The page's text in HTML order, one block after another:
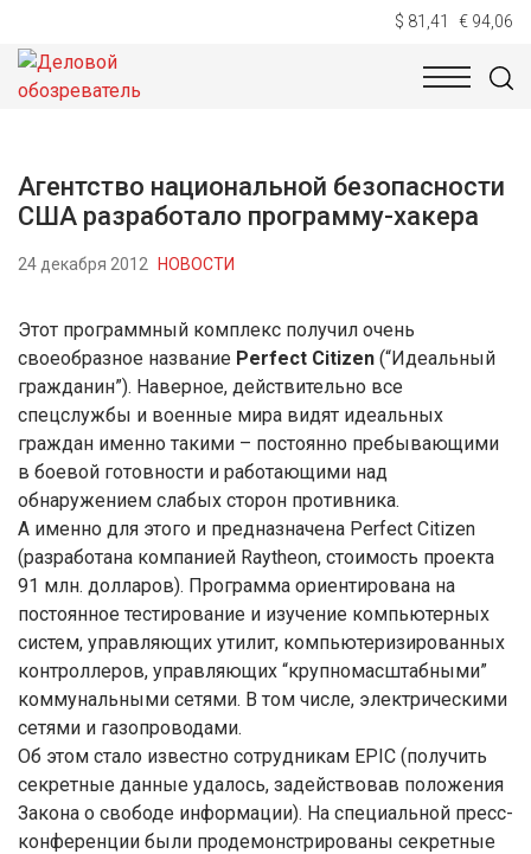
$ 81,41 € 94,06
НОВОСТИ
Агентство национальной безопасности
США разработало программу-хакера
24 декабря 2012 НОВОСТИ
Этот программный комплекс получил очень
своеобразное название Perfect Citizen (“Идеальный
гражданин”). Наверное, действительно все
спецслужбы и военные мира видят идеальных
граждан именно такими – постоянно пребывающими
в боевой готовности и работающими над
обнаружением слабых сторон противника.
А именно для этого и предназначена Perfect Citizen
(разработана компанией Raytheon, стоимость проекта
91 млн. долларов). Программа ориентирована на
постоянное тестирование и изучение компьютерных
систем, управляющих утилит, компьютеризированных
контроллеров, управляющих “крупномасштабными”
коммунальными сетями. В том числе, электрическими
сетями и газопроводами.
Об этом стало известно сотрудникам EPIC (получить
секретные данные удалось, задействовав положения
Закона о свободе информации). На специальной пресс-
конференции были продемонстрированы секретные